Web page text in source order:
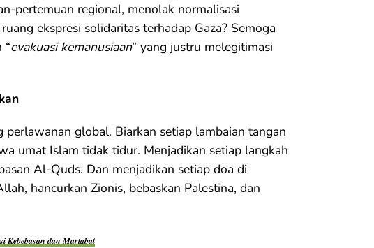
pertemuan regional, menolak normalisasi
ekspresi solidaritas terhadap Gaza? Semoga
“evakuasi kemanusiaan” yang justru melegitimasi
global. Biarkan setiap lambaian tangan
umat Islam tidak tidur. Menjadikan setiap langkah
Al-Quds. Dan menjadikan setiap doa di
hancurkan Zionis, bebaskan Palestina, dan
Kebebasan dan Martabat